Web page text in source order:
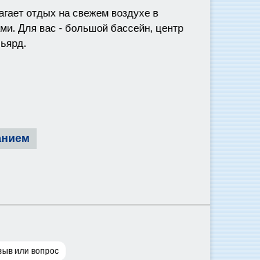
отдых на свежем воздухе в
Для вас - большой бассейн, центр
или вопрос